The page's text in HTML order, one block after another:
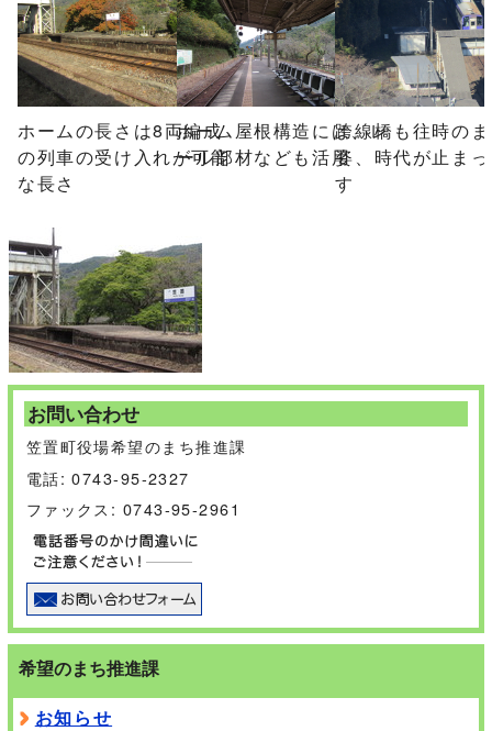
ホームの長さは8両編成
の列車の受け入れが可能
な長さ
ホーム屋根構造には、レ
ール部材なども活用
跨線橋も往時の
姿、時代が止ま
す
お問い合わせ
笠置町役場希望のまち推進課
電話: 0743-95-2327
ファックス: 0743-95-2961
希望のまち推進課
お知らせ